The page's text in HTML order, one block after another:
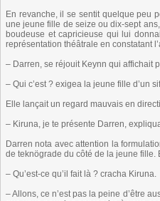
En revanche, il se sentit quelque peu
une jeune fille de seize ou dix-sept
boudeuse et capricieuse qui lui
représentation théâtrale en constatant
– Darren, se réjouit Keynn qui affichait
– Qui c’est ? exigea la jeune fille d’un
Elle lançait un regard mauvais en
– Kiruna, je te présente Darren,
Darren nota avec attention la
de teknögrade du côté de la jeune fille.
– Qu’est-ce qu’il fait là ? cracha Kiruna.
– Allons, ce n’est pas la peine d’être